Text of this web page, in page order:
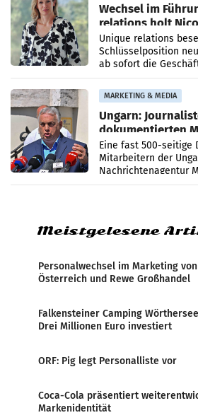
Wechsel im
relations holt
Geschäftsleitung
Unique relations
Schlüsselposition
ab sofort die
PR-Agentur an der
Anna Kalina-Mahr.
MARKETING & MEDIA
Ungarn:
dokumentierten
Zensur
Eine fast 500-seitige
Mitarbeitern der
Nachrichtenagentur
systematische
Meistgelesene
Personalwechsel im Marketing
Österreich und Rewe Großhandel
Falkensteiner Camping
Drei Millionen Euro investiert
ORF: Pig legt Personalliste vor
Coca-Cola präsentiert
Markenidentität